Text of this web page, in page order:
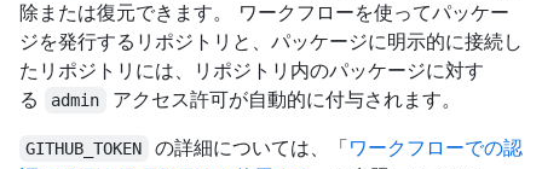
除または復元できます。 ワークフローを使ってパッケー
ジを発行するリポジトリと、パッケージに明示的に接続し
たリポジトリには、リポジトリ内のパッケージに対す
る
admin アクセス許可が自動的に付与されます。
GITHUB_TOKEN の詳細については、「ワークフローでの認